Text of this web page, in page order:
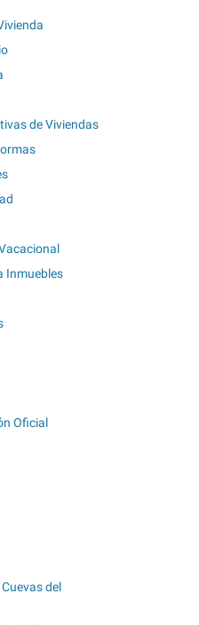
de Viviendas
Inmuebles
Oficial
del